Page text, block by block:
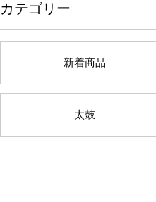
カテゴリー
新着商品
太鼓